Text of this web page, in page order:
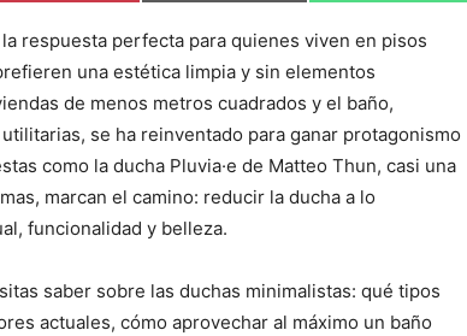
a
r
t
i
e
n
a
r
t
i
e
n
a
r
t
i
e
n
respuesta perfecta para quienes viven en pisos
una estética limpia y sin elementos
de menos metros cuadrados y el baño,
se ha reinventado para ganar protagonismo
como la ducha Pluvia·e de Matteo Thun, casi una
marcan el camino: reducir la ducha a lo
funcionalidad y belleza.
saber sobre las duchas minimalistas: qué tipos
actuales, cómo aprovechar al máximo un baño